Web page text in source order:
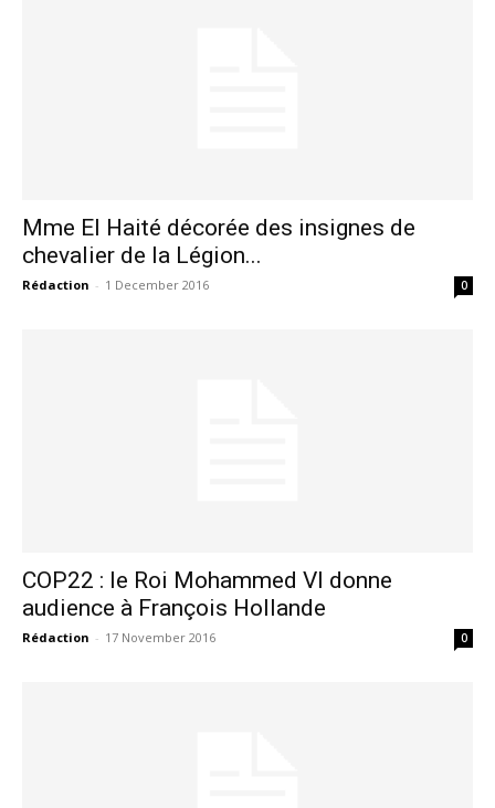
le1.ma
l'intelligence de
Mme El Haité décorée des insignes de
chevalier de la Légion...
Rédaction - 1 December 2016 0
COP22 : le Roi Mohammed VI donne
audience à François Hollande
Rédaction - 17 November 2016 0